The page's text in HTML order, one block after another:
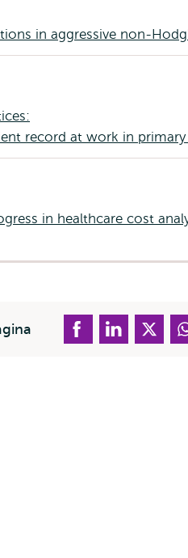
in aggressive non-
record at work in primary
in healthcare cost